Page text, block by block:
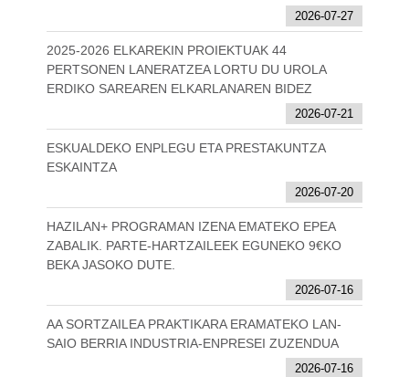
2026-07-27
2025-2026 ELKAREKIN PROIEKTUAK 44
PERTSONEN LANERATZEA LORTU DU UROLA
ERDIKO SAREAREN ELKARLANAREN BIDEZ
2026-07-21
ESKUALDEKO ENPLEGU ETA PRESTAKUNTZA
ESKAINTZA
2026-07-20
HAZILAN+ PROGRAMAN IZENA EMATEKO EPEA
ZABALIK. PARTE-HARTZAILEEK EGUNEKO 9€KO
BEKA JASOKO DUTE.
2026-07-16
AA SORTZAILEA PRAKTIKARA ERAMATEKO LAN-
SAIO BERRIA INDUSTRIA-ENPRESEI ZUZENDUA
2026-07-16